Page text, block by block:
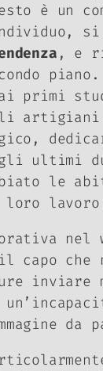
è un
, e
piano.
primi
le
lavoro
nel
che
inviare
da